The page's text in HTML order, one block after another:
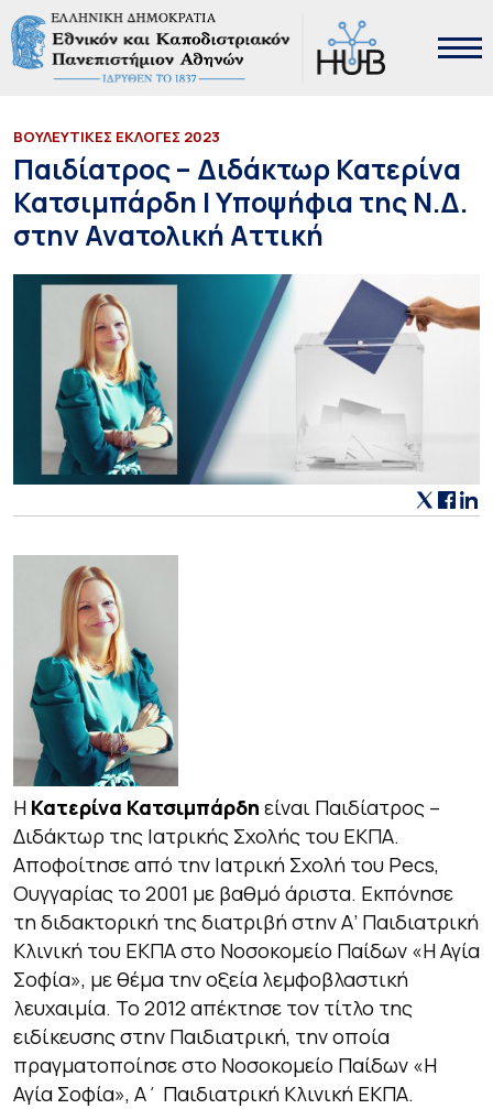
ΒΟΥΛΕΥΤΙΚΕΣ ΕΚΛΟΓΕΣ 2023
Παιδίατρος – Διδάκτωρ Κατερίνα
Κατσιμπάρδη | Υποψήφια της Ν.Δ.
στην Ανατολική Αττική
Η Κατερίνα Κατσιμπάρδη είναι Παιδίατρος –
Διδάκτωρ της Ιατρικής Σχολής του ΕΚΠΑ.
Αποφοίτησε από την Ιατρική Σχολή του Pecs,
Oυγγαρίας το 2001 με βαθμό άριστα. Εκπόνησε
τη διδακτορική της διατριβή στην Α’ Παιδιατρική
Κλινική του EKΠΑ στο Νοσοκομείο Παίδων «Η Αγία
Σοφία», με θέμα την οξεία λεμφοβλαστική
λευχαιμία. Το 2012 απέκτησε τον τίτλο της
ειδίκευσης στην Παιδιατρική, την οποία
πραγματοποίησε στο Νοσοκομείο Παίδων «Η
Αγία Σοφία», Α΄ Παιδιατρική Κλινική ΕΚΠΑ.